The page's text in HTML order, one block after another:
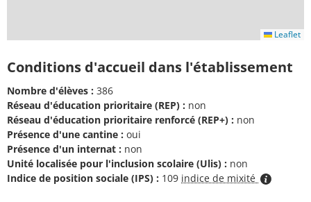
Leaflet
Conditions d'accueil dans l'établissement
Nombre d'élèves : 386
Réseau d'éducation prioritaire (REP) : non
Réseau d'éducation prioritaire renforcé (REP+) : non
Présence d'une cantine : oui
Présence d'un internat : non
Unité localisée pour l'inclusion scolaire (Ulis) : non
Indice de position sociale (IPS) : 109 indice de mixité